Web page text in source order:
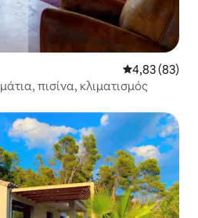
Μέση
4,83 (83)
πισίνα, κλιματισμός